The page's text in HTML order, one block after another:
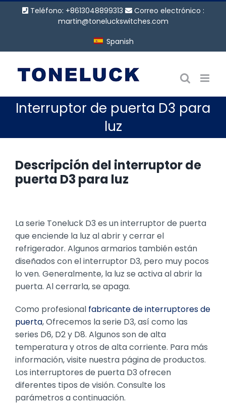
Saltar Teléfono: +8613048899313
Correo electrónico :
martin@toneluckswitches.com
Spanish
Interruptor de puerta D3 para
luz
Descripción del interruptor de
puerta D3 para luz
La serie Toneluck D3 es un interruptor de puerta
que enciende la luz al abrir y cerrar el
refrigerador. Algunos armarios también están
diseñados con el interruptor D3, pero muy pocos
lo ven. Generalmente, la luz se activa al abrir la
puerta. Al cerrarla, se apaga.
Como profesional fabricante de interruptores de
puerta, Ofrecemos la serie D3, así como las
series D6, D2 y D8. Algunos son de alta
temperatura y otros de alta corriente. Para más
información, visite nuestra página de productos.
Los interruptores de puerta D3 ofrecen
diferentes tipos de visión. Consulte los
parámetros a continuación.